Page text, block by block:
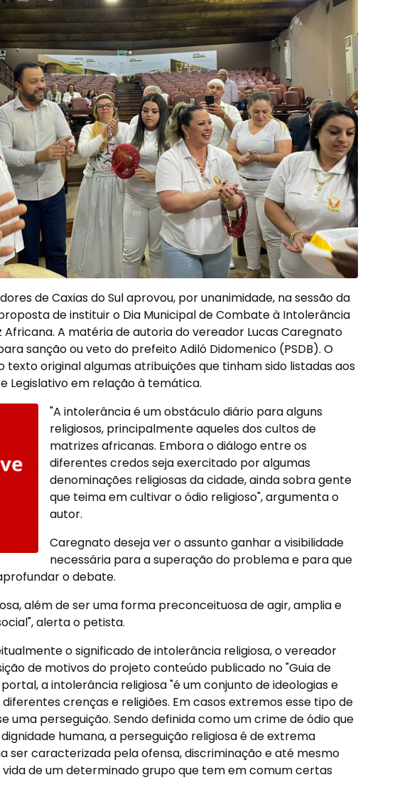
de Caxias do Sul aprovou, por unanimidade, na sessão da
de instituir o Dia Municipal de Combate à Intolerância
Africana. A matéria de autoria do vereador Lucas Caregnato
sanção ou veto do prefeito Adiló Didomenico (PSDB). O
original algumas atribuições que tinham sido listadas aos
Legislativo em relação à temática.
"A intolerância é um obstáculo diário para alguns
religiosos, principalmente aqueles dos cultos de
matrizes africanas. Embora o diálogo entre os
diferentes credos seja exercitado por algumas
denominações religiosas da cidade, ainda sobra gente
que teima em cultivar o ódio religioso", argumenta o
autor.
Caregnato deseja ver o assunto ganhar a visibilidade
necessária para a superação do problema e para que
o debate.
além de ser uma forma preconceituosa de agir, amplia e
alerta o petista.
o significado de intolerância religiosa, o vereador
de motivos do projeto conteúdo publicado no "Guia de
portal, a intolerância religiosa "é um conjunto de ideologias e
crenças e religiões. Em casos extremos esse tipo de
uma perseguição. Sendo definida como um crime de ódio que
humana, a perseguição religiosa é de extrema
ser caracterizada pela ofensa, discriminação e até mesmo
de um determinado grupo que tem em comum certas